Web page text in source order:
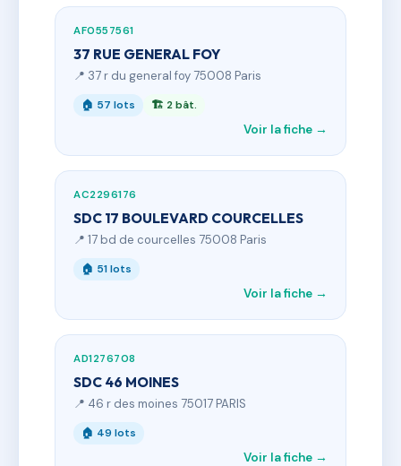
AF0557561
37 RUE GENERAL FOY
📍 37 r du general foy 75008 Paris
🏠 57 lots 🏗 2 bât.
Voir la fiche →
AC2296176
SDC 17 BOULEVARD COURCELLES
📍 17 bd de courcelles 75008 Paris
🏠 51 lots
Voir la fiche →
AD1276708
SDC 46 MOINES
📍 46 r des moines 75017 PARIS
🏠 49 lots
Voir la fiche →